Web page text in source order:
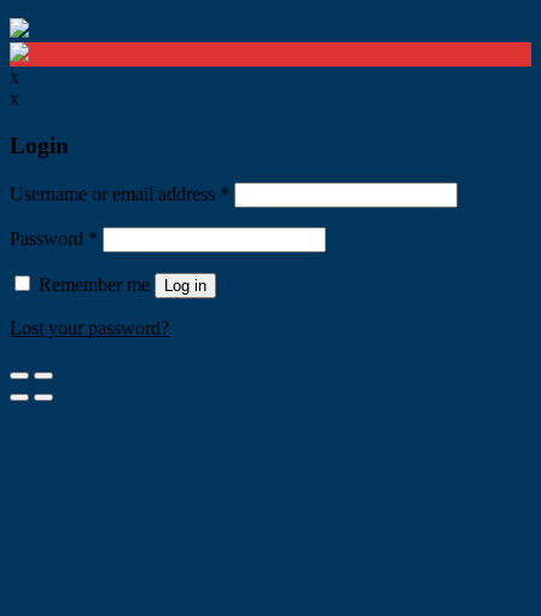
x
x
Login
Username or email address *
Password *
Remember me Log in
Lost your password?